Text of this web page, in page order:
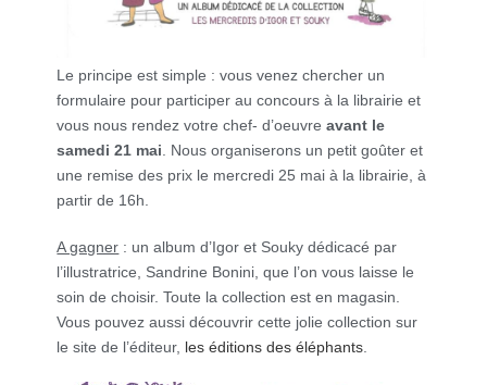
Le principe est simple : vous venez chercher un
formulaire pour participer au concours à la librairie et
vous nous rendez votre chef- d’oeuvre avant le
samedi 21 mai. Nous organiserons un petit goûter et
une remise des prix le mercredi 25 mai à la librairie, à
partir de 16h.
A gagner : un album d’Igor et Souky dédicacé par
l’illustratrice, Sandrine Bonini, que l’on vous laisse le
soin de choisir. Toute la collection est en magasin.
Vous pouvez aussi découvrir cette jolie collection sur
le site de l’éditeur, les éditions des éléphants.